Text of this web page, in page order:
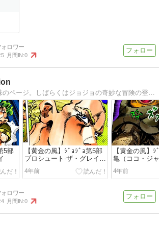
5 月間IN:0
ブログ主の趣味のページ。しばらくはジョジョの奇妙な冒険の登場人物やスタンドをまとめていきます。第1〜8部まで全部やるつもりです。応援してね！
5部
【黄金の風】ｼﾞｮｼﾞｮ第5部
プロシュート-ザ・グレイト
フル・デッド
4年前
【黄金の風】
亀（ココ・ジ
ター・プレジ
4年前
4 月間IN:0